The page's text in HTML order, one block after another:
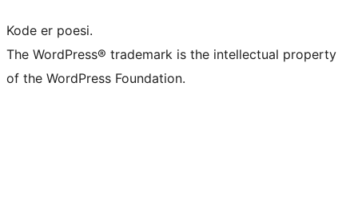
Kode er poesi.
The WordPress® trademark is the intellectual property
of the WordPress Foundation.